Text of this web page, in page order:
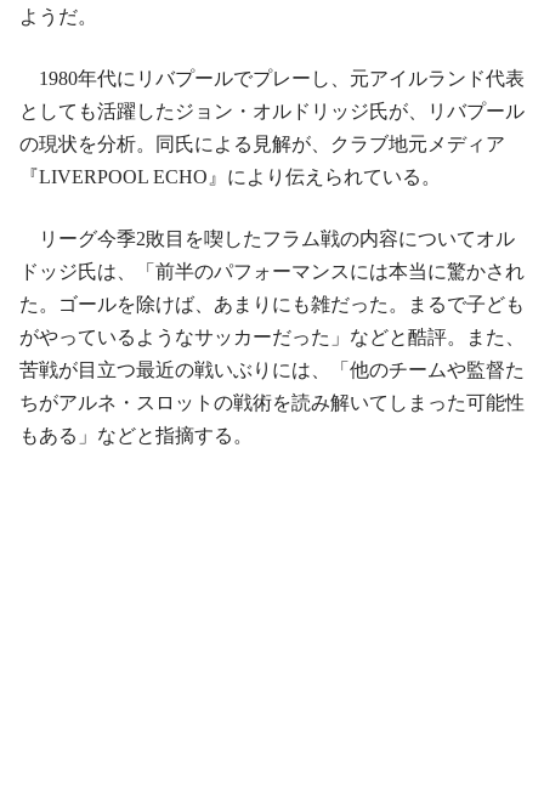
ようだ。
1980年代にリバプールでプレーし、元アイルランド代表
としても活躍したジョン・オルドリッジ氏が、リバプール
の現状を分析。同氏による見解が、クラブ地元メディア
『LIVERPOOL ECHO』により伝えられている。
リーグ今季2敗目を喫したフラム戦の内容についてオル
ドッジ氏は、「前半のパフォーマンスには本当に驚かされ
た。ゴールを除けば、あまりにも雑だった。まるで子ども
がやっているようなサッカーだった」などと酷評。また、
苦戦が目立つ最近の戦いぶりには、「他のチームや監督た
ちがアルネ・スロットの戦術を読み解いてしまった可能性
もある」などと指摘する。